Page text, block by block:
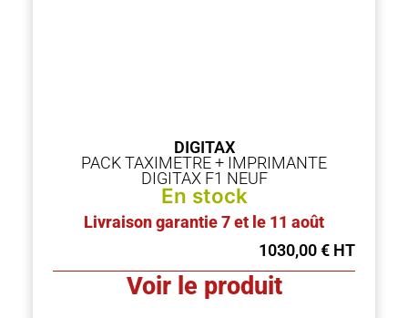
DIGITAX
PACK TAXIMETRE + IMPRIMANTE
DIGITAX F1 NEUF
En stock
Livraison garantie 7 et le 11 août
1030,00€
Voir le produit